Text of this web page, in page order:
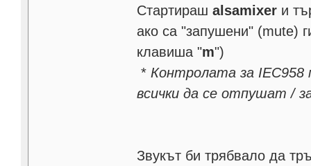
Стартираш alsamixer и
aко са "запушени" (mute)
клавиша "m")
* Контролата за IEC958
всички да се отпушат /
Звукът би трябвало да